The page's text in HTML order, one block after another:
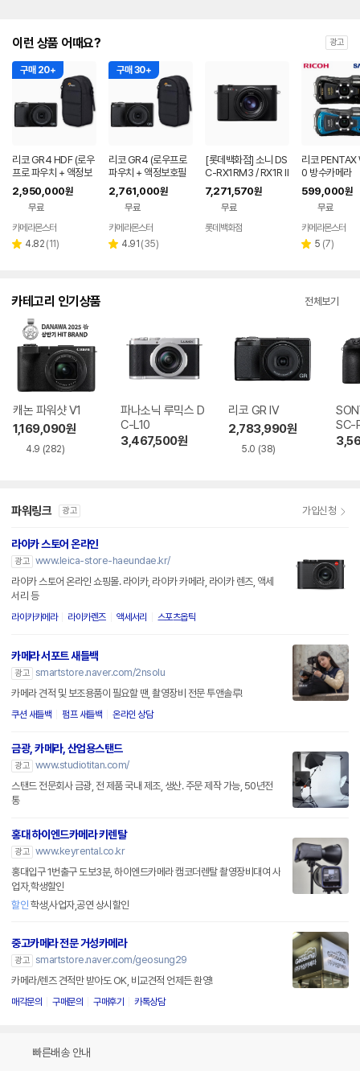
이런 상품 어때요? 광고
구매 20+
리코 GR4 HDF (로우
프로 파우치 + 액정보
호필름+ 리더기 포함)
2,950,000원
무료
카메라몬스터
별 4.82 리
(11)
구매 30+
리코 GR4 (로우프로
파우치 + 액정보호필
름+ 리더기 포함)
2,761,000원
무료
페이
카메라몬스터
별 4.91 리
(35)
[롯데백화점] 소니 DS
C-RX1RM3 / RX1R II
I / 하이엔드 카메라 LE
1221311666
7,271,570원
무료
롯데백화점
리코
0 방수카메라
599,000원
무료
카메라몬스터
별 5 리
(7)
카테고리 인기상품 전체보기
캐논 파워샷 V1
1,169,090원
4.9 (282)
파나소닉 루믹스 D
C-L10
3,467,500원
리코 GR IV
2,783,990원
5.0 (38)
SC-
파워링크 광고 가입신청
라이카 스토어 온라인
광고 www.leica-store-haeundae.kr/
라이카 스토어 온라인 쇼핑몰. 라이카, 라이카 카메라, 라이카 렌즈, 액세
서리 등
라이카카메라 라이카렌즈 액세서리 스포츠옵틱
카메라 서포트 새들백
광고 smartstore.naver.com/2nsolu
카메라 견적 및 보조용품이 필요할 땐, 촬영장비 전문 투앤솔루!
쿠션 새들백 펌프 새들백 온라인 상담
금광, 카메라, 산업용스탠드
광고 www.studiotitan.com/
스탠드 전문회사 금광, 전 제품 국내 제조, 생산. 주문 제작 가능, 50년전
통
홍대 하이엔드카메라 키렌탈
광고 www.keyrental.co.kr
홍대입구 1번출구 도보3분, 하이엔드카메라 캠코더렌탈 촬영장비대여 사
업자,학생할인
할인 학생,사업자,공연 상시할인
중고카메라 전문 거성카메라
광고 smartstore.naver.com/geosung29
카메라/렌즈 견적만 받아도 OK, 비교견적 언제든 환영!
매각문의 구매문의 구매후기 카톡상담
빠른배송 안내